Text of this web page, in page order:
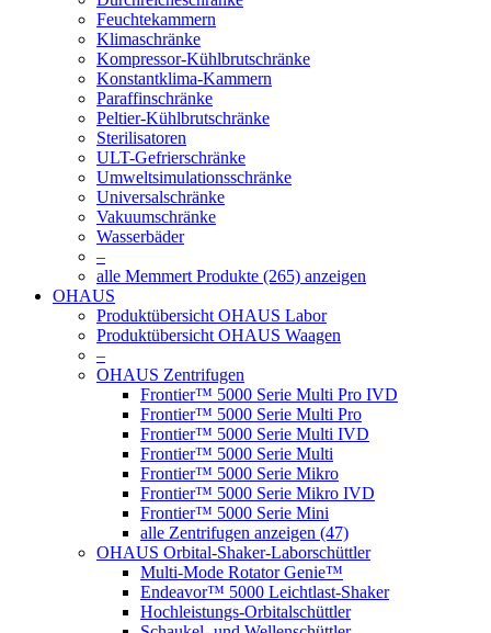
Feuchtekammern
Klimaschränke
Kompressor-Kühlbrutschränke
Konstantklima-Kammern
Paraffinschränke
Peltier-Kühlbrutschränke
Sterilisatoren
ULT-Gefrierschränke
Umweltsimulationsschränke
Universalschränke
Vakuumschränke
Wasserbäder
–
alle Memmert Produkte (265) anzeigen
OHAUS
Produktübersicht OHAUS Labor
Produktübersicht OHAUS Waagen
–
OHAUS Zentrifugen
Frontier™ 5000 Serie Multi Pro IVD
Frontier™ 5000 Serie Multi Pro
Frontier™ 5000 Serie Multi IVD
Frontier™ 5000 Serie Multi
Frontier™ 5000 Serie Mikro
Frontier™ 5000 Serie Mikro IVD
Frontier™ 5000 Serie Mini
alle Zentrifugen anzeigen (47)
OHAUS Orbital-Shaker-Laborschüttler
Multi-Mode Rotator Genie™
Endeavor™ 5000 Leichtlast-Shaker
Hochleistungs-Orbitalschüttler